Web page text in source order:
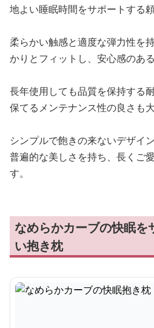
地よい睡眠時間をサポートする
柔らかい触感と適度な弾力性を
かりとフィットし、安心感のあ
長年使用しても品質を保持する
保てるメンテナンス性の良さも
シンプルで飽きの来ないデザイ
普遍的な美しさを持ち、長くご
す。
なめらかカーブの快眠を
い抱き枕